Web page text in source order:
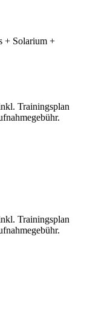
+ Solarium +
Trainingsplan
Trainingsplan